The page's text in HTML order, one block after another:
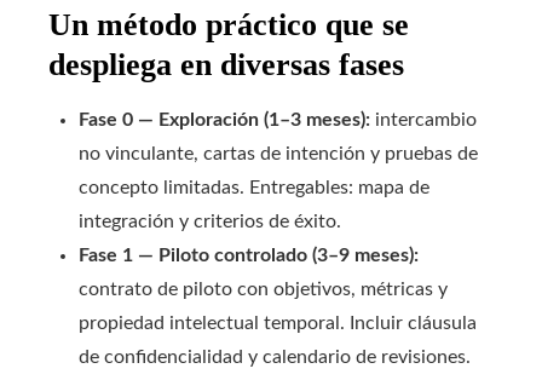
Un método práctico que se
despliega en diversas fases
Fase 0 — Exploración (1–3 meses): intercambio
no vinculante, cartas de intención y pruebas de
concepto limitadas. Entregables: mapa de
integración y criterios de éxito.
Fase 1 — Piloto controlado (3–9 meses):
contrato de piloto con objetivos, métricas y
propiedad intelectual temporal. Incluir cláusula
de confidencialidad y calendario de revisiones.